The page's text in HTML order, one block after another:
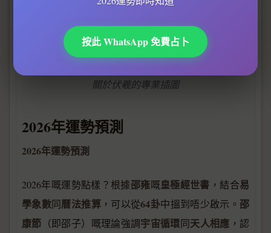
關於伏羲的專業插圖
2026年運勢預測
2026年運勢預測
2026年嘅運勢點樣？根據邵雍嘅皇極經世書 ，結合易
學象數同曆法推算，可以從64卦中搵到唔少啟示。邵
康節 （即邵子）嘅理論強調宇宙循環同天人相應 ，認
按此 WhatsApp 免費占卜